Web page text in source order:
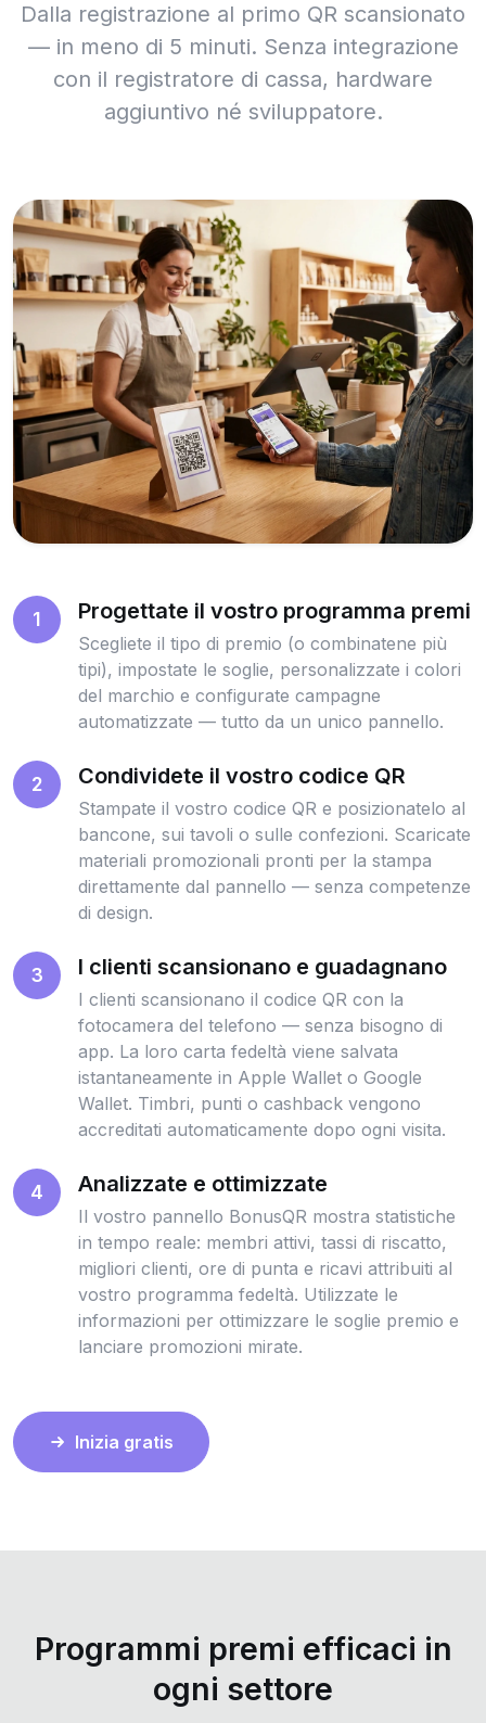
Dalla registrazione al primo QR scansionato
— in meno di 5 minuti. Senza integrazione
con il registratore di cassa, hardware
aggiuntivo né sviluppatore.
1 Progettate il vostro programma premi
Scegliete il tipo di premio (o combinatene più
tipi), impostate le soglie, personalizzate i colori
del marchio e configurate campagne
automatizzate — tutto da un unico pannello.
2 Condividete il vostro codice QR
Stampate il vostro codice QR e posizionatelo al
bancone, sui tavoli o sulle confezioni. Scaricate
materiali promozionali pronti per la stampa
direttamente dal pannello — senza competenze
di design.
3 I clienti scansionano e guadagnano
I clienti scansionano il codice QR con la
fotocamera del telefono — senza bisogno di
app. La loro carta fedeltà viene salvata
istantaneamente in Apple Wallet o Google
Wallet. Timbri, punti o cashback vengono
accreditati automaticamente dopo ogni visita.
4 Analizzate e ottimizzate
Il vostro pannello BonusQR mostra statistiche
in tempo reale: membri attivi, tassi di riscatto,
migliori clienti, ore di punta e ricavi attribuiti al
vostro programma fedeltà. Utilizzate le
informazioni per ottimizzare le soglie premio e
lanciare promozioni mirate.
Inizia gratis
Programmi premi efficaci in
ogni settore